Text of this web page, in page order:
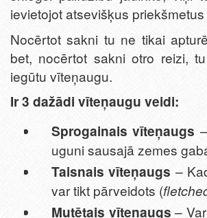
ievietojot atsevišķus
Nocērtot sakni tu ne tikai
bet, nocērtot sakni otro reizi,
iegūtu vīteņaugu.
Ir 3 dažādi vīteņaugu veidi:
Sprogainais vīteņaugs
uguni sausajā zemes
Taisnais vīteņaugs –
var tikt pārveidots (
Mutētais vīteņaugs–